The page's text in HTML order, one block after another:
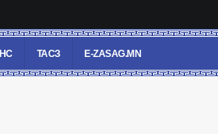
ТАСЗ E-ZASAG.MN